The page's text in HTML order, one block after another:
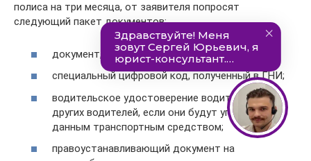
полиса на три месяца, от заявителя попросят
следующий пакет документов:
документ, идентифицирующий личность;
специальный цифровой код, полученный в ГНИ;
водительское удостоверение водителя и всех
других водителей, если они будут управлять
данным транспортным средством;
правоустанавливающий документ на